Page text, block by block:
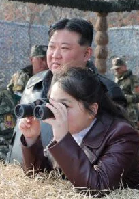
Длинных
На Трансляцию